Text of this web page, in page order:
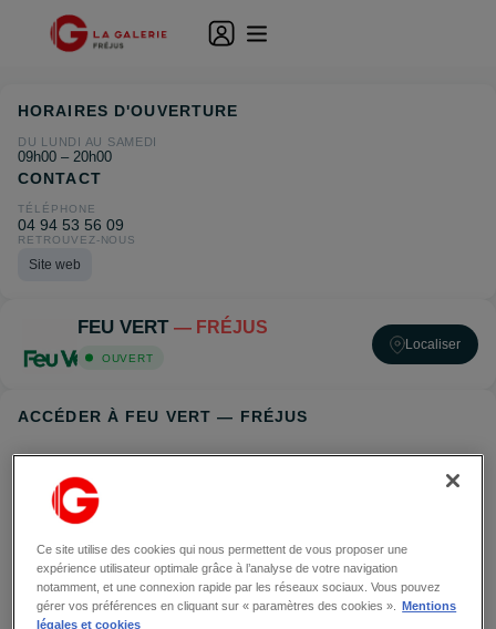
FEU VERT — FRÉJUS
OUVERT
Localiser
ACCÉDER À FEU VERT — FRÉJUS
HORAIRES D'OUVERTURE
DU LUNDI AU SAMEDI
09h00 – 20h00
CONTACT
TÉLÉPHONE
04 94 53 56 09
RETROUVEZ-NOUS
Site web
Ce site utilise des cookies qui nous permettent de vous proposer une
expérience utilisateur optimale grâce à l’analyse de votre navigation
notamment, et une connexion rapide par les réseaux sociaux. Vous pouvez
gérer vos préférences en cliquant sur « paramètres des cookies ».
Mentions
légales et cookies